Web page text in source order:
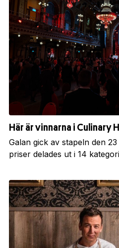
Här är vinnarna i Culinary
Galan gick av stapeln den
priser delades ut i 14